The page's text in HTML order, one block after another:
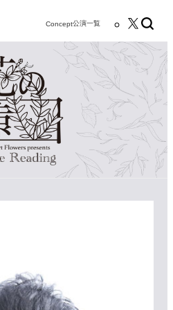
Concept公演一覧